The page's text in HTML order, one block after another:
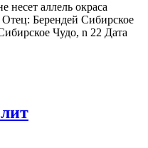
аллель окраса
Берендей Сибирское
Чудо, n 22 Дата